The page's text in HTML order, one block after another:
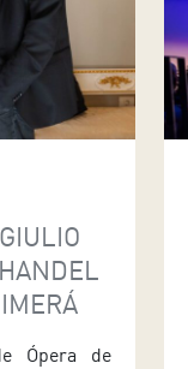
Ópera de